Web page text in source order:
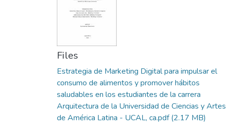
Files
Estrategia de Marketing Digital para impulsar el
consumo de alimentos y promover hábitos
saludables en los estudiantes de la carrera
Arquitectura de la Universidad de Ciencias y Artes
de América Latina - UCAL, ca.pdf(2.17 MB)